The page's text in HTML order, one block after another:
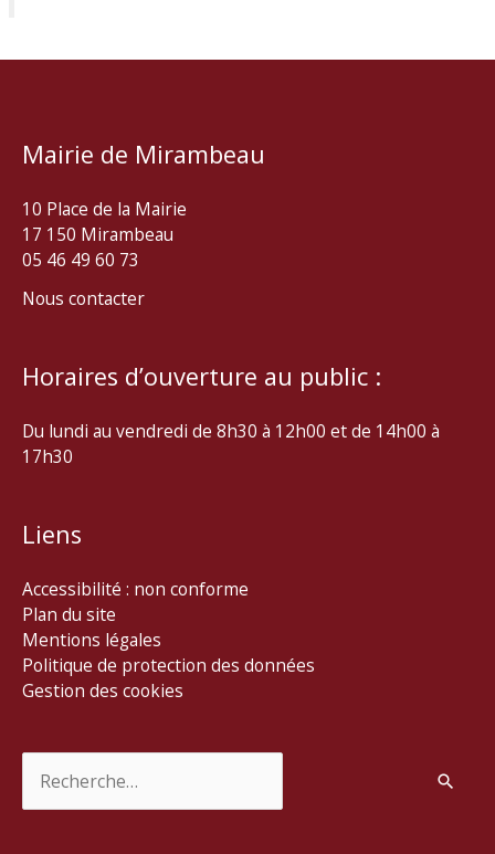
Mairie de Mirambeau
10 Place de la Mairie
17 150 Mirambeau
05 46 49 60 73
Nous contacter
Horaires d’ouverture au public :
Du lundi au vendredi de 8h30 à 12h00 et de 14h00 à
17h30
Liens
Accessibilité : non conforme
Plan du site
Mentions légales
Politique de protection des données
Gestion des cookies